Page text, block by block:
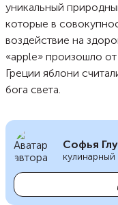
уникальный
которые в
воздействие на
«apple» произошло
Греции яблони
бога света.
Софья